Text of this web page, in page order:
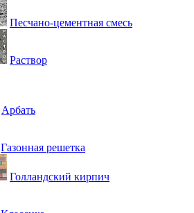
Песчано-цементная смесь
Раствор
Арбать
Газонная решетка
Голландский кирпич